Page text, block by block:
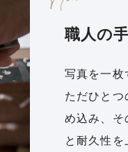
職人の
写真を一枚
ただひと
め込み、そ
と耐久性